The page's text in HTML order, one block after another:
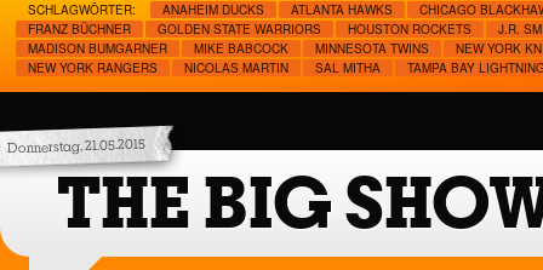
SCHLAGWÖRTER: ANAHEIM DUCKS ATLANTA HAWKS
CHICAGO
FRANZ BÜCHNER
GOLDEN STATE WARRIORS HOUSTON ROCKETS
J.R.
MADISON BUMGARNER
MIKE BABCOCK MINNESOTA TWINS
NEW YORK
NEW YORK RANGERS
NICOLAS MARTIN SAL MITHA TAMPA BAY
Donnerstag, 21.05.2015
THE BIG